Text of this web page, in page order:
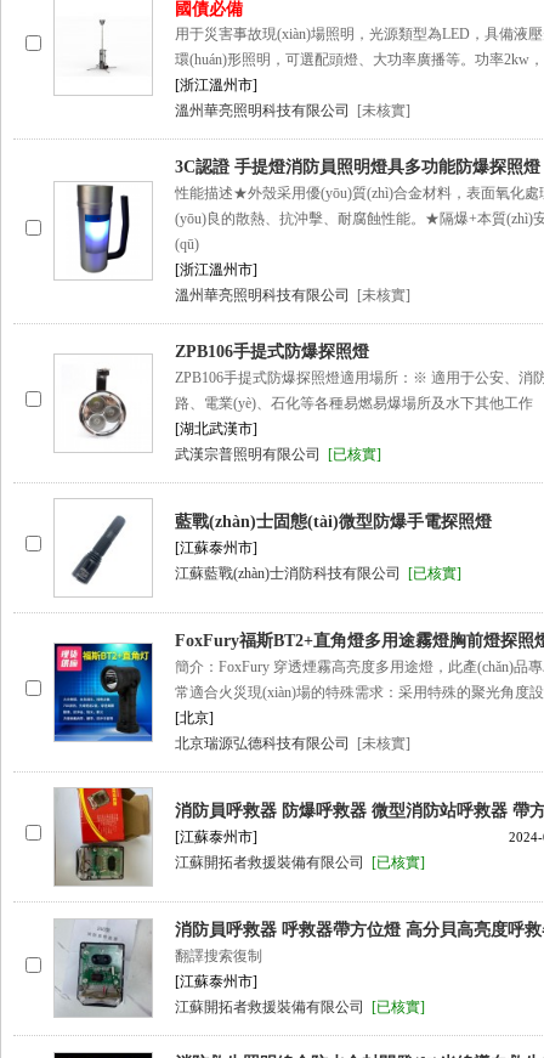
國債必備
用于災害事故現(xiàn)場照明，光源類型為LED，具備液
環(huán)形照明，可選配頭燈、大功率廣播等。功率2kw
[浙江溫州市]
溫州華亮照明科技有限公司
[未核實]
3C認證 手提燈消防員照明燈具多功能防爆探照燈
性能描述★外殼采用優(yōu)質(zhì)合金材料，表面氧化處
(yōu)良的散熱、抗沖擊、耐腐蝕性能。★隔爆+本質(zhì)
(qū)
[浙江溫州市]
溫州華亮照明科技有限公司
[未核實]
ZPB106手提式防爆探照燈
ZPB106手提式防爆探照燈適用場所：※ 適用于公安、消
路、電業(yè)、石化等各種易燃易爆場所及水下其他工作
[湖北武漢市]
武漢宗普照明有限公司
[已核實]
藍戰(zhàn)士固態(tài)微型防爆手電探照燈
[江蘇泰州市]
江蘇藍戰(zhàn)士消防科技有限公司
[已核實]
FoxFury福斯BT2+直角燈多用途霧燈胸前燈探照
簡介：FoxFury 穿透煙霧高亮度多用途燈，此產(chǎn)品
常適合火災現(xiàn)場的特殊需求：采用特殊的聚光角度
[北京]
北京瑞源弘德科技有限公司
[未核實]
消防員呼救器 防爆呼救器 微型消防站呼救器 帶
[江蘇泰州市]
江蘇開拓者救援裝備有限公司
[已核實]
消防員呼救器 呼救器帶方位燈 高分貝高亮度呼
翻譯搜索復制
[江蘇泰州市]
江蘇開拓者救援裝備有限公司
[已核實]